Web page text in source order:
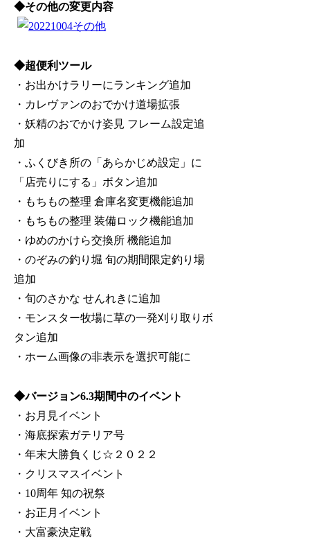
◆その他の変更内容
◆超便利ツール
・お出かけラリーにランキング追加
・カレヴァンのおでかけ道場拡張
・妖精のおでかけ姿見 フレーム設定追
加
・ふくびき所の「あらかじめ設定」に
「店売りにする」ボタン追加
・もちもの整理 倉庫名変更機能追加
・もちもの整理 装備ロック機能追加
・ゆめのかけら交換所 機能追加
・のぞみの釣り堀 旬の期間限定釣り場
追加
・旬のさかな せんれきに追加
・モンスター牧場に草の一発刈り取りボ
タン追加
・ホーム画像の非表示を選択可能に
◆バージョン6.3期間中のイベント
・お月見イベント
・海底探索ガテリア号
・年末大勝負くじ☆２０２２
・クリスマスイベント
・10周年 知の祝祭
・お正月イベント
・大富豪決定戦